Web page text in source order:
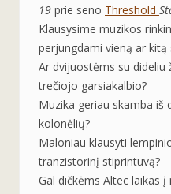
19 prie seno Threshold
Klausysime muzikos
perjungdami vieną ar kitą
Ar dvijuostėms su dideliu
trečiojo garsiakalbio?
Muzika geriau skamba iš
kolonėlių?
Maloniau klausyti
tranzistorinį stiprintuvą?
Gal dičkėms Altec laikas